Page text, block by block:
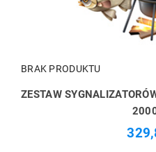
BRAK PRODUKTU
ZESTAW